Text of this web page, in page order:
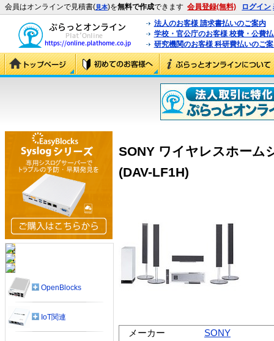
会員はオンラインで見積書(見本)を無料で作成できます 会員登録(無料) ログイン
法人のお客様 請求書払いのご案内
学校・官公庁のお客様 校費・公費
研究機関のお客様 科研費払いのご
SONY ワイヤレスホーム
(DAV-LF1H)
メーカー
SONY
OpenBlocks
IoT関連